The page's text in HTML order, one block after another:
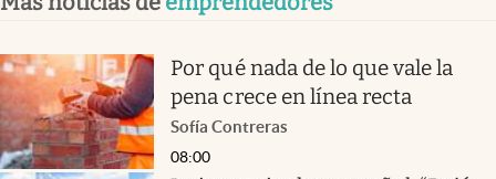
Por qué nada de lo que vale la
pena crece en línea recta
Sofía Contreras
08:00